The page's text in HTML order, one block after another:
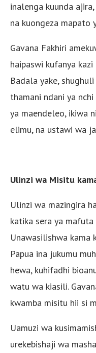
inalenga kuunda
na kuongeza mapato
Gavana Fakhiri
haipaswi kufanya
Badala yake,
thamani ndani ya
ya maendeleo, ikiwa
elimu, na ustawi wa
Ulinzi wa Misitu
Ulinzi wa mazingira
katika sera ya mafuta
Unawasilishwa kama
Papua ina jukumu
hewa, kuhifadhi
watu wa kiasili.
kwamba misitu hii si
Uamuzi wa
urekebishaji wa